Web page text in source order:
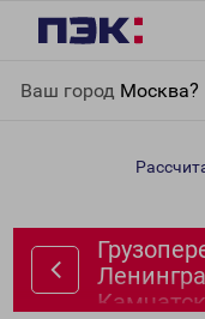
Ваш город Москва?
Ленинградской в